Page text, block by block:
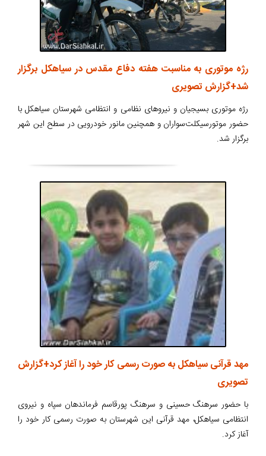
رژه موتوری به مناسبت هفته دفاع مقدس در سیاهکل برگزار
شد+گزارش تصویری
رژه موتوری بسیجیان و نیروهای نظامی و انتظامی شهرستان سیاهکل با
حضور موتورسیکلت‌سواران و همچنین مانور خودرویی در سطح این شهر
برگزار شد.
مهد قرآنی سیاهکل به صورت رسمی کار خود را آغاز کرد+گزارش
تصویری
با حضور سرهنگ حسینی و سرهنگ پورقاسم فرماندهان سپاه و نیروی
انتظامی سیاهکل، مهد قرآنی این شهرستان به صورت رسمی کار خود را
آغاز کرد.